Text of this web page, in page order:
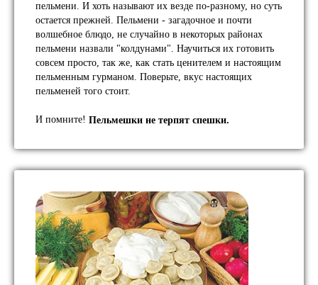
пельмени. И хоть называют их везде по-разному, но суть
остается прежней. Пельмени - загадочное и почти
волшебное блюдо, не случайно в некоторых районах
пельмени назвали "колдунами". Научиться их готовить
совсем просто, так же, как стать ценителем и настоящим
пельменным гурманом. Поверьте, вкус настоящих
пельменей того стоит.
И помните! Пельмешки не терпят спешки.